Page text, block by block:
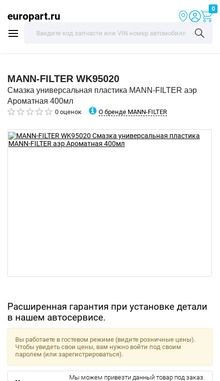
europart.ru
0
MANN-FILTER WK95020
Смазка универсальная пластика MANN-FILTER аэр
Ароматная 400мл
0 оценок О бренде MANN-FILTER
Расширенная гарантия при установке детали
в нашем автосервисе.
Вы работаете в гостевом режиме (видите розничные цены).
Чтобы увидеть свои цены, вам нужно войти под своим
паролем (или зарегистрироваться).
Мы можем привезти данный товар под заказ.